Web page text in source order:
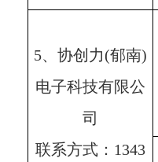
5、协创力(郁南)
电子科技有限公
司
联系方式：1343